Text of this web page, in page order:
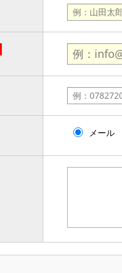
メール